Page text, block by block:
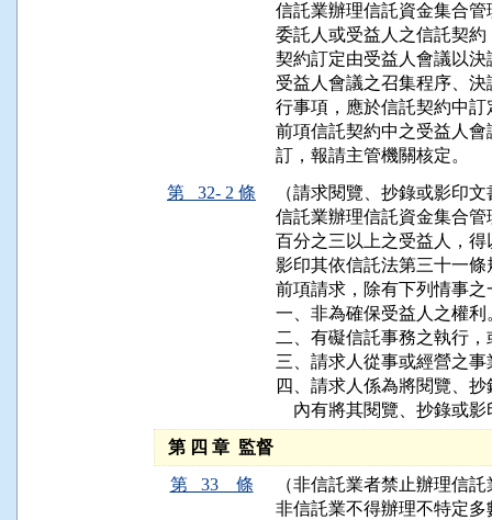
信託業辦理信託資金集合
委託人或受益人之信託契
契約訂定由受益人會議以決
受益人會議之召集程序、
行事項，應於信託契約中訂
前項信託契約中之受益人
訂，報請主管機關核定。
第 32- 2 條
（請求閱覽、抄錄或影印
信託業辦理信託資金集合
百分之三以上之受益人，
影印其依信託法第三十一
前項請求，除有下列情事
一、非為確保受益人之權利
二、有礙信託事務之執行
三、請求人從事或經營之
四、請求人係為將閱覽、
內有將其閱覽、抄錄或
第 四 章 監督
第 33 條
（非信託業者禁止辦理信
非信託業不得辦理不特定